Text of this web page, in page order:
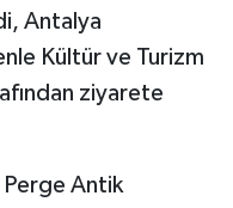
Antalya
Kültür ve Turizm
ziyarete
Perge Antik